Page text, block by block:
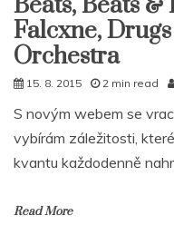
Falcxne,
Orchestra
15. 8. 2015 2 min read
S novým webem se
vybírám záležitosti,
kvantu každodenně
Read More